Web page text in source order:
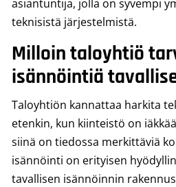
asiantuntija, jolla on syvempi
teknisistä järjestelmistä.
Milloin taloyhtiö
isännöintiä
Taloyhtiön kannattaa harkita
etenkin, kun kiinteistö on
siinä on tiedossa merkittäviä
isännöinti on erityisen
tavallisen isännöinnin